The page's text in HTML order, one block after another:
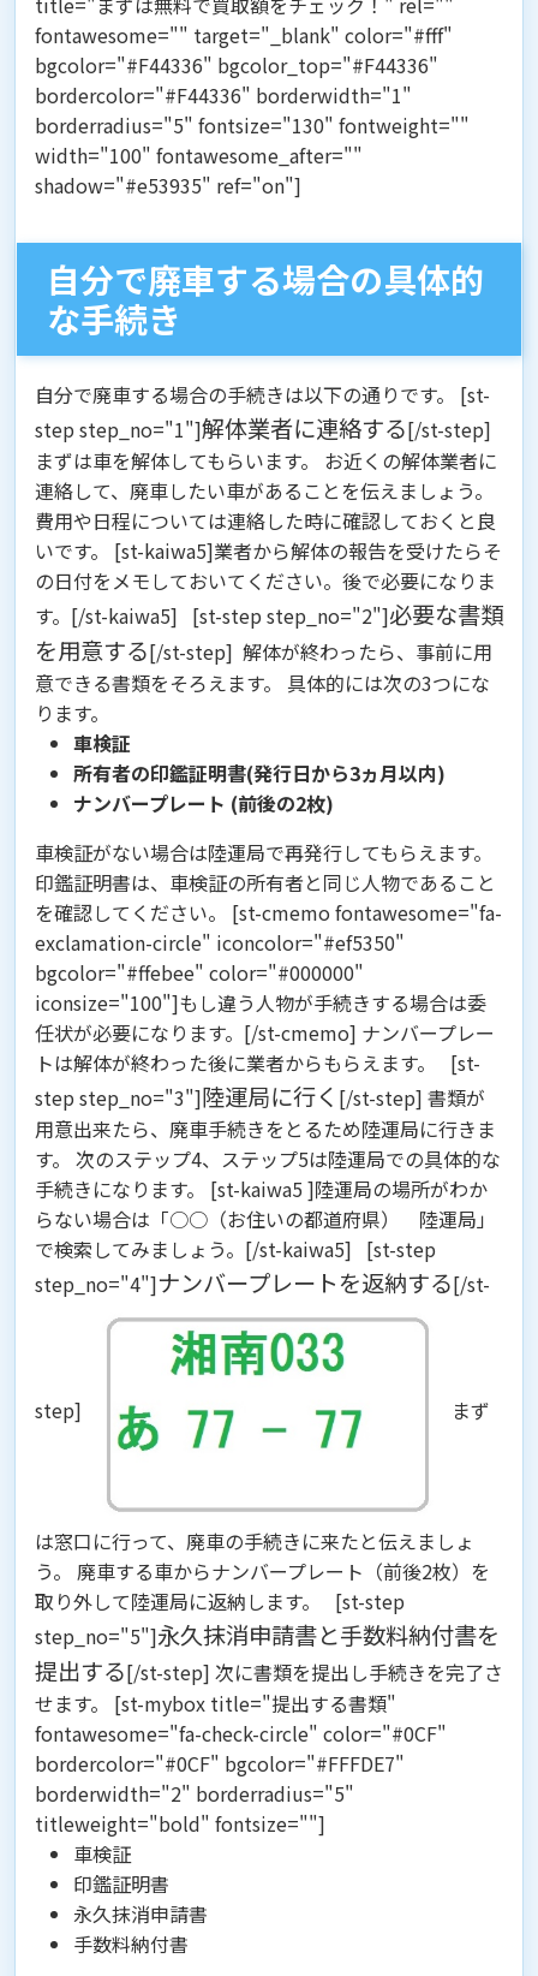
fontawesome="" target="_blank" color="#fff"
bgcolor="#F44336" bgcolor_top="#F44336"
bordercolor="#F44336" borderwidth="1"
borderradius="5" fontsize="130" fontweight=""
width="100" fontawesome_after=""
shadow="#e53935" ref="on"]
自分で廃車する場合の具体的
な手続き
自分で廃車する場合の手続きは以下の通りです。 [st-
step step_no="1"]解体業者に連絡する[/st-step]
まずは車を解体してもらいます。 お近くの解体業者に
連絡して、廃車したい車があることを伝えましょう。
費用や日程については連絡した時に確認しておくと良
いです。 [st-kaiwa5]業者から解体の報告を受けたらそ
の日付をメモしておいてください。後で必要になりま
す。[/st-kaiwa5] [st-step step_no="2"]必要な書類
を用意する[/st-step] 解体が終わったら、事前に用
意できる書類をそろえます。 具体的には次の3つにな
ります。
車検証
所有者の印鑑証明書(発行日から3ヵ月以内)
ナンバープレート (前後の2枚)
車検証がない場合は陸運局で再発行してもらえます。
印鑑証明書は、車検証の所有者と同じ人物であること
を確認してください。 [st-cmemo fontawesome="fa-
exclamation-circle" iconcolor="#ef5350"
bgcolor="#ffebee" color="#000000"
iconsize="100"]もし違う人物が手続きする場合は委
任状が必要になります。[/st-cmemo] ナンバープレー
トは解体が終わった後に業者からもらえます。 [st-
step step_no="3"]陸運局に行く [/st-step] 書類が
用意出来たら、廃車手続きをとるため陸運局に行きま
す。 次のステップ4、ステップ5は陸運局での具体的な
手続きになります。 [st-kaiwa5 ]陸運局の場所がわか
らない場合は「○○（お住いの都道府県） 陸運局」
で検索してみましょう。[/st-kaiwa5] [st-step
step_no="4"]ナンバープレートを返納する[/st-
step] まず
は窓口に行って、廃車の手続きに来たと伝えましょ
う。 廃車する車からナンバープレート（前後2枚）を
取り外して陸運局に返納します。 [st-step
step_no="5"]永久抹消申請書と手数料納付書を
提出する[/st-step] 次に書類を提出し手続きを完了さ
せます。 [st-mybox title="提出する書類"
fontawesome="fa-check-circle" color="#0CF"
bordercolor="#0CF" bgcolor="#FFFDE7"
borderwidth="2" borderradius="5"
titleweight="bold" fontsize=""]
車検証
印鑑証明書
永久抹消申請書
手数料納付書